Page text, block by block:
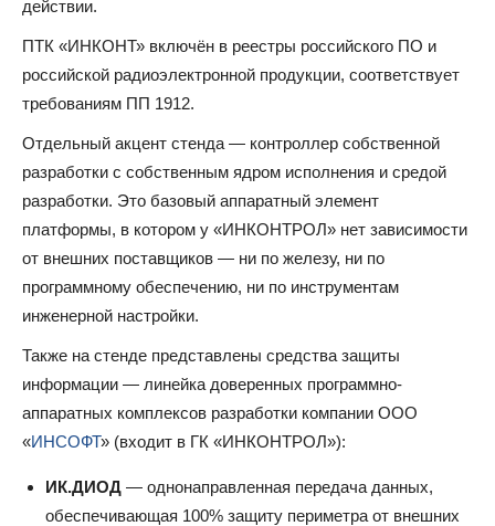
действии.
ПТК «ИНКОНТ» включён в реестры российского ПО и
российской радиоэлектронной продукции, соответствует
требованиям ПП 1912.
Отдельный акцент стенда — контроллер собственной
разработки с собственным ядром исполнения и средой
разработки. Это базовый аппаратный элемент
платформы, в котором у «ИНКОНТРОЛ» нет зависимости
от внешних поставщиков — ни по железу, ни по
программному обеспечению, ни по инструментам
инженерной настройки.
Также на стенде представлены средства защиты
информации — линейка доверенных программно-
аппаратных комплексов разработки компании ООО
«ИНСОФТ» (входит в ГК «ИНКОНТРОЛ»):
ИК.ДИОД — однонаправленная передача данных,
обеспечивающая 100% защиту периметра от внешних